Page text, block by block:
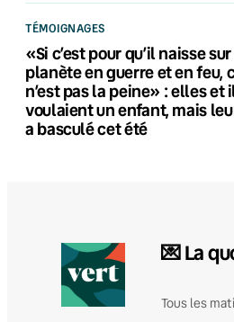
TÉMOIGNAGES
«Si c’est pour qu’il naisse
planète en guerre et en feu,
n’est pas la peine» : elles et
voulaient un enfant, mais
a basculé cet été
💌 La
Tous les